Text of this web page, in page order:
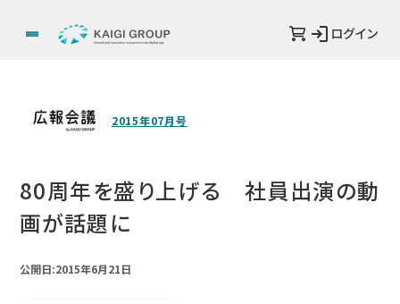
ログイン
2015年07月号
80周年を盛り上げる 社員出演の動
画が話題に
公開日:2015年6月21日